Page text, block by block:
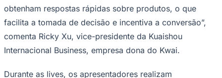
obtenham respostas rápidas sobre produtos, o que
facilita a tomada de decisão e incentiva a conversão”,
comenta Ricky Xu, vice-presidente da Kuaishou
Internacional Business, empresa dona do Kwai.
Durante as lives, os apresentadores realizam